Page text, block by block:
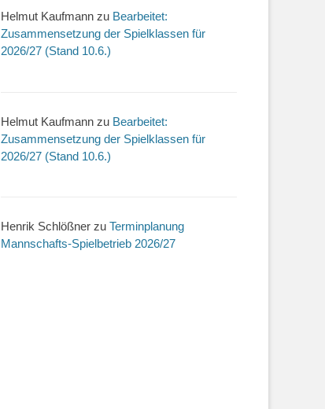
Helmut Kaufmann zu Bearbeitet:
Zusammensetzung der Spielklassen für
2026/27 (Stand 10.6.)
Helmut Kaufmann zu Bearbeitet:
Zusammensetzung der Spielklassen für
2026/27 (Stand 10.6.)
Henrik Schlößner zu Terminplanung
Mannschafts-Spielbetrieb 2026/27